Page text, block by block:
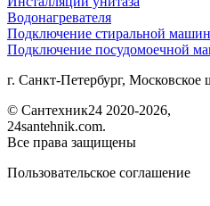
Водонагревателя
Подключение стиральной
Подключение посудомоечной
г. Санкт-Петербург,
© Сантехник24 2020-2026,
24santehnik.com.
Все права защищены
Пользовательское соглашение